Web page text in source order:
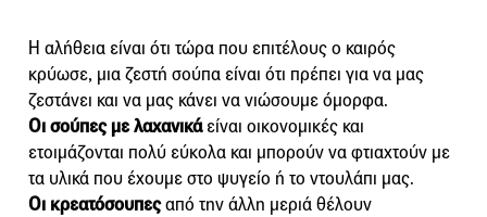
Η αλήθεια είναι ότι τώρα που επιτέλους ο καιρός
κρύωσε, μια ζεστή σούπα είναι ότι πρέπει για να μας
ζεστάνει και να μας κάνει να νιώσουμε όμορφα.
Οι σούπες με λαχανικάείναι οικονομικές και
ετοιμάζονται πολύ εύκολα και μπορούν να φτιαχτούν με
τα υλικά που έχουμε στο ψυγείο ή το ντουλάπι μας.
Οι κρεατόσουπεςαπό την άλλη μεριά θέλουν